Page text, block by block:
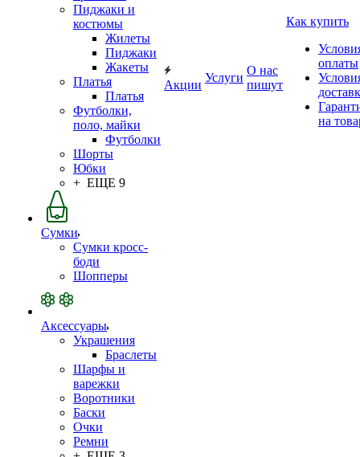
Пиджаки и
костюмы
Жилеты
Пиджаки
Жакеты
Платья
Платья
Футболки,
поло, майки
Футболки
Шорты
Юбки
+ ЕЩЕ 9
Сумки
Сумки кросс-
боди
Шопперы
Аксессуары
Украшения
Браслеты
Шарфы и
варежки
Воротники
Баски
Очки
Ремни
Акции
Услуги
О нас
пишут
Как купить
оплаты
на